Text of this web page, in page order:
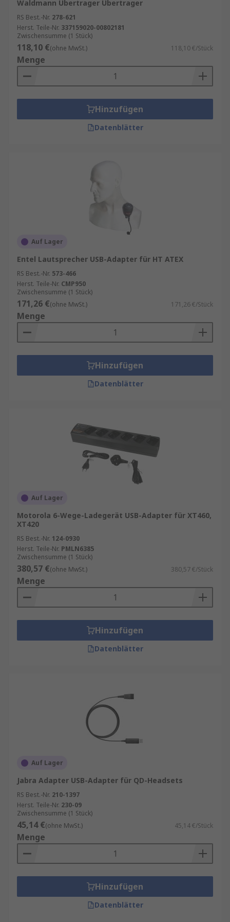
Ob im Sicherheitsdienst, bei Events oder im
Handwerk – mit dem richtigen Zubehör wird Ihr
Funkgerät zum unverzichtbaren
Kommunikationsmittel. Es erhöht die Effizienz,
verbessert die Verständigung und sorgt für mehr
Sicherheit im Einsatz. Entdecken Sie jetzt unser
umfangreiches Sortiment an Zubehör für
tragbare Sprechfunkgeräte und rüsten Sie Ihr
Team optimal aus!
Waldmann Übertrager Übertrager
RS Best.-Nr. 278-621
Herst. Teile-Nr. 337159020-00802181
Zwischensumme (1 Stück)
118,10 €(ohne MwSt.) 118,10 €/Stück
Menge
Hinzufügen
Datenblätter
Auf Lager
Entel Lautsprecher USB-Adapter für HT ATEX
RS Best.-Nr. 573-466
Herst. Teile-Nr. CMP950
Zwischensumme (1 Stück)
171,26 €(ohne MwSt.) 171,26 €/Stück
Menge
Hinzufügen
Datenblätter
Auf Lager
Motorola 6-Wege-Ladegerät USB-Adapter für XT460,
XT420
RS Best.-Nr. 124-0930
Herst. Teile-Nr. PMLN6385
Zwischensumme (1 Stück)
380,57 €(ohne MwSt.) 380,57 €/Stück
Menge
Hinzufügen
Datenblätter
Auf Lager
Jabra Adapter USB-Adapter für QD-Headsets
RS Best.-Nr. 210-1397
Herst. Teile-Nr. 230-09
Zwischensumme (1 Stück)
45,14 €(ohne MwSt.) 45,14 €/Stück
Menge
Hinzufügen
Datenblätter